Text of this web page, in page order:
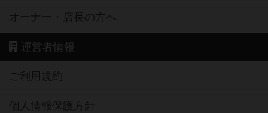
オーナー・店長の方へ
運営者情報
ご利用規約
個人情報保護方針